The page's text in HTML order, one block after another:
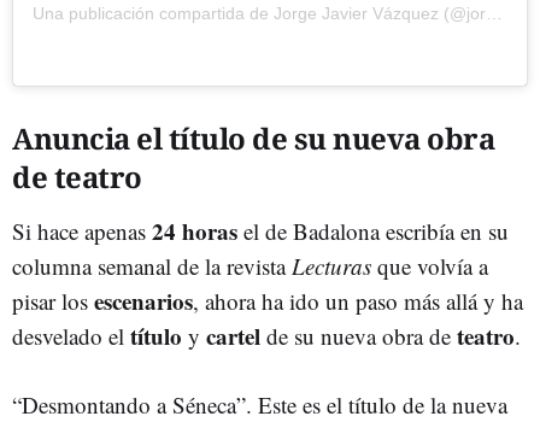
Una publicación compartida de Jorge Javier Vázquez (@jorgejaviervazquez) el
Anuncia el título de su nueva obra
de teatro
Si hace apenas 24 horas el de Badalona escribía en su
columna semanal de la revistaLecturas que volvía a
pisar los escenarios, ahora ha ido un paso más allá y ha
desvelado el título y cartel de su nueva obra de teatro.
“Desmontando a Séneca”. Este es el título de la nueva